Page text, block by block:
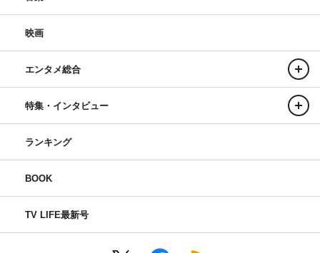
映画
エンタメ総合
特集・インタビュー
ランキング
BOOK
TV LIFE最新号